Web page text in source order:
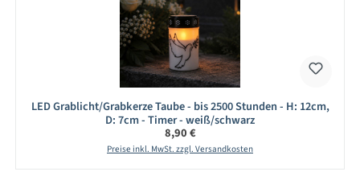
LED Grablicht/Grabkerze Taube - bis 2500 Stunden - H: 12cm,
D: 7cm - Timer - weiß/schwarz
Regulärer Preis:
8,90 €
Preise inkl. MwSt. zzgl. Versandkosten